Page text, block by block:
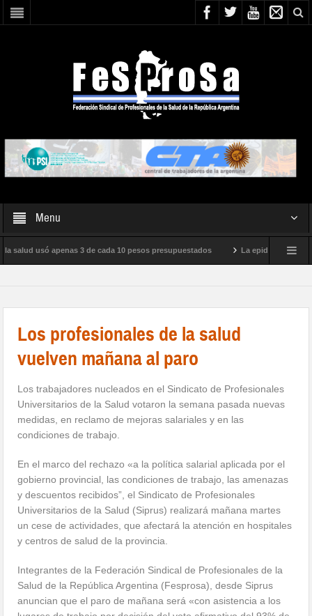
Menu
usó apenas 3 de cada 10 pesos presupuestados La epidemia de
Los profesionales de la salud
vuelven mañana al paro
Los trabajadores nucleados en el Sindicato de Profesionales
Universitarios de la Salud votaron la semana pasada nuevas
medidas, en reclamo de mejoras salariales y en las
condiciones de trabajo.
En el marco del rechazo «a la política salarial aplicada por el
gobierno provincial, las condiciones de trabajo, las amenazas
y descuentos recibidos”, el Sindicato de Profesionales
Universitarios de la Salud (Siprus) realizará mañana martes
un cese de actividades, que afectará la atención en hospitales
y centros de salud de la provincia.
Integrantes de la Federación Sindical de Profesionales de la
Salud de la República Argentina (Fesprosa), desde Siprus
anuncian que el paro de mañana será «con asistencia a los